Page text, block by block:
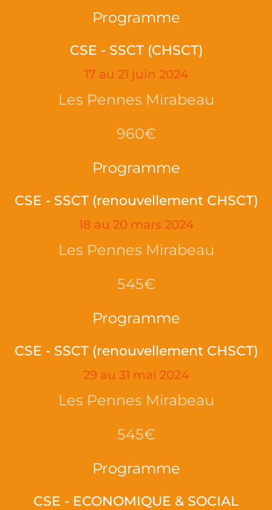
Programme
CSE - SSCT (CHSCT)
17 au 21 juin 2024
Les Pennes Mirabeau
960€
Programme
CSE - SSCT (renouvellement CHSCT)
18 au 20 mars 2024
Les Pennes Mirabeau
545€
Programme
CSE - SSCT (renouvellement CHSCT)
29 au 31 mai 2024
Les Pennes Mirabeau
545€
Programme
CSE - ECONOMIQUE & SOCIAL